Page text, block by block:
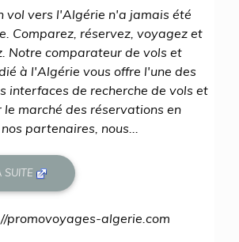
vol vers l'Algérie n'a jamais été
Comparez, réservez, voyagez et
Notre comparateur de vols et
à l'Algérie vous offre l'une des
interfaces de recherche de vols et
le marché des réservations en
partenaires, nous...
SUITE
promovoyages-algerie.com